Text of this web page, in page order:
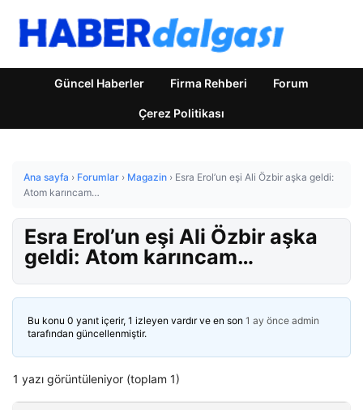
Güncel Haberler Firma Rehberi Forum
Çerez Politikası
Ana sayfa › Forumlar › Magazin › Esra Erol’un eşi Ali Özbir aşka geldi:
Atom karıncam…
Esra Erol’un eşi Ali Özbir aşka
geldi: Atom karıncam…
Bu konu 0 yanıt içerir, 1 izleyen vardır ve en son 1 ay önce admin
tarafından güncellenmiştir.
1 yazı görüntüleniyor (toplam 1)